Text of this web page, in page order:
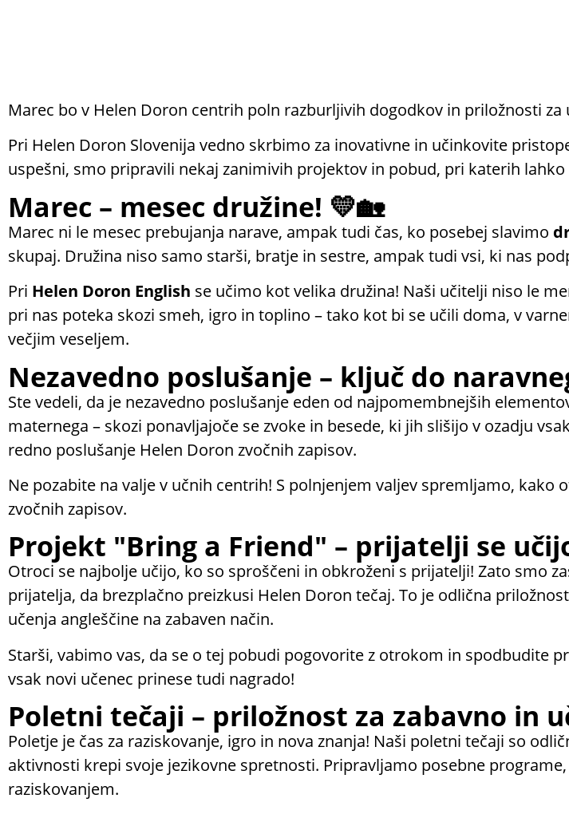
Marec bo v Helen Doron centrih poln razburljivih dogodkov in priložnosti za
Pri Helen Doron Slovenija vedno skrbimo za inovativne in učinkovite
uspešni, smo pripravili nekaj zanimivih projektov in pobud, pri katerih
Marec – mesec družine! 💛🏡
Marec ni le mesec prebujanja narave, ampak tudi čas, ko posebej slavimo
skupaj. Družina niso samo starši, bratje in sestre, ampak tudi vsi, ki nas
Pri Helen Doron English se učimo kot velika družina! Naši učitelji niso le
pri nas poteka skozi smeh, igro in toplino – tako kot bi se učili doma, v
večjim veseljem.
Nezavedno poslušanje – ključ do
Ste vedeli, da je nezavedno poslušanje eden od najpomembnejših
maternega – skozi ponavljajoče se zvoke in besede, ki jih slišijo v ozadju
redno poslušanje Helen Doron zvočnih zapisov.
Ne pozabite na valje v učnih centrih! S polnjenjem valjev spremljamo,
zvočnih zapisov.
Projekt "Bring a Friend" – prijatelji se
Otroci se najbolje učijo, ko so sproščeni in obkroženi s prijatelji! Zato smo
prijatelja, da brezplačno preizkusi Helen Doron tečaj. To je odlična
učenja angleščine na zabaven način.
Starši, vabimo vas, da se o tej pobudi pogovorite z otrokom in spodbudite
vsak novi učenec prinese tudi nagrado!
Poletni tečaji – priložnost za zabavno in
Poletje je čas za raziskovanje, igro in nova znanja! Naši poletni tečaji so
aktivnosti krepi svoje jezikovne spretnosti. Pripravljamo posebne
raziskovanjem.